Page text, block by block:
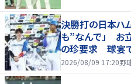
決勝打の日本ハ
も”なんで」 お
の珍要求 球宴
にしましょう！」
2026/08/09 17:20野